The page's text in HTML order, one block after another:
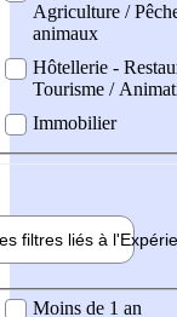
Agriculture /
animaux
Hôtellerie -
Tourisme /
Immobilier
filtres liés à l'
demandée
Moins de 1 an